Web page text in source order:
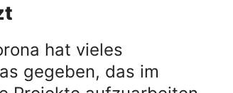
hat vieles
gegeben, das im